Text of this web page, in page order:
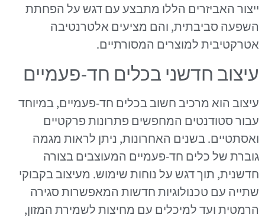
ייצור האביזרים הללו מתבצע עם דגש על הפחתת
השפעה סביבתית, והם מציעים אלטרנטיבה
אטרקטיבית למוצרים המסורתיים.
עיצוב חדשני בכלים חד-פעמיים
עיצוב הוא מרכיב חשוב בכלים חד-פעמיים, במיוחד
עבור סטודנטים המחפשים פתרונות פרקטיים
ואסתטיים. בשנים האחרונות, ניתן לראות מגמה
גוברת של כלים חד-פעמיים המעוצבים בצורה
חדשנית, תוך דגש על נוחות שימוש. מעיצוב בקבוקי
שתייה עם טכנולוגיות חדשות המאפשרות סגירה
הרמטית ועד למיכלים עם מחיצות לשמירת המזון,